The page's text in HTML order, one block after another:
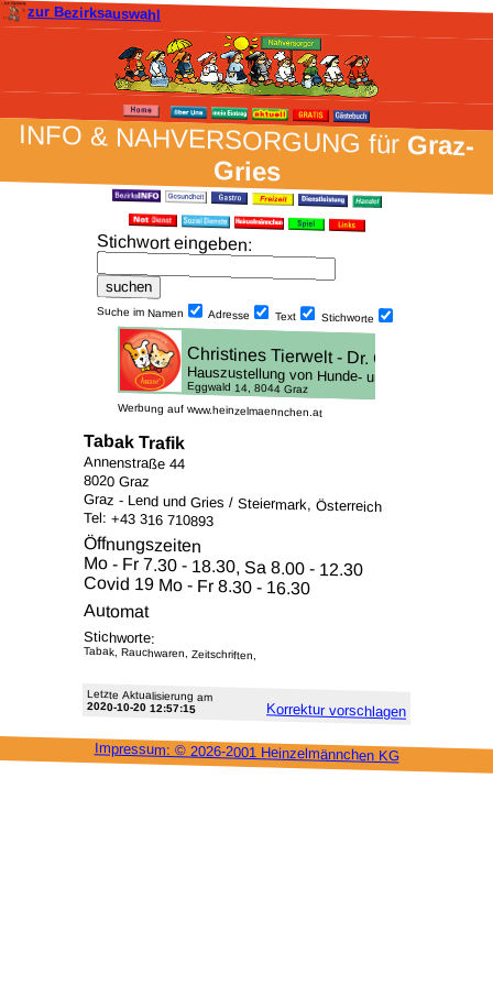
zur Bezirksauswahl
INFO & NAH­VER­SORG­UNG fürGraz-
Gries
Stich­wort ein­geben:
Suche im Namen Adresse Text Stich­worte
Werbung auf www.heinzelmaennchen.at
Tabak Trafik
Annenstraße 44
8020 Graz
Graz - Lend und Gries / Steiermark, Österreich
Tel: +43 316 710893
Öffnungszeiten
Mo - Fr 7.30 - 18.30, Sa 8.00 - 12.30
Covid 19 Mo - Fr 8.30 - 16.30
Automat
Stichworte:
Tabak, Rauchwaren, Zeitschriften,
Letzte Aktu­alisie­rung am
2020-10-20 12:57:15 Korrektur vor­schlagen
Impressum: © 2026-2001 Heinzel­männchen KG